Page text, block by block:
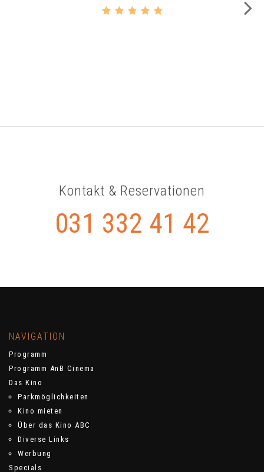
Kontakt & Reservationen
031 332 41 42
NAVIGATION
Programm
Programm AnB Cinema
Das Kino
Parkmöglichkeiten
Kino mieten
Über das Kino ABC
Diverse Links
Werbung
Specials